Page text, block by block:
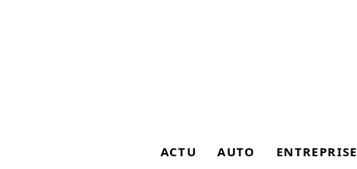
ACTU AUTO ENTREPRISE